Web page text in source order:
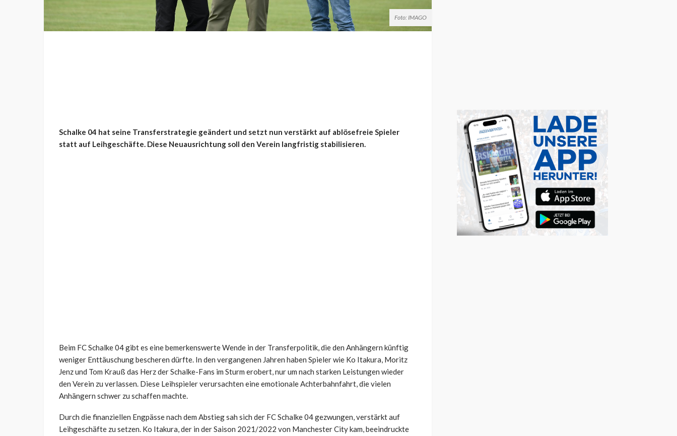
Foto: IMAGO
Schalke 04 hat seine Transferstrategie geändert und setzt nun verstärkt auf ablösefreie Spieler
statt auf Leihgeschäfte. Diese Neuausrichtung soll den Verein langfristig stabilisieren.
Beim FC Schalke 04 gibt es eine bemerkenswerte Wende in der Transferpolitik, die den Anhängern künftig
weniger Enttäuschung bescheren dürfte. In den vergangenen Jahren haben Spieler wie Ko Itakura, Moritz
Jenz und Tom Krauß das Herz der Schalke-Fans im Sturm erobert, nur um nach starken Leistungen wieder
den Verein zu verlassen. Diese Leihspieler verursachten eine emotionale Achterbahnfahrt, die vielen
Anhängern schwer zu schaffen machte.
Durch die finanziellen Engpässe nach dem Abstieg sah sich der FC Schalke 04 gezwungen, verstärkt auf
Leihgeschäfte zu setzen. Ko Itakura, der in der Saison 2021/2022 von Manchester City kam, beeindruckte